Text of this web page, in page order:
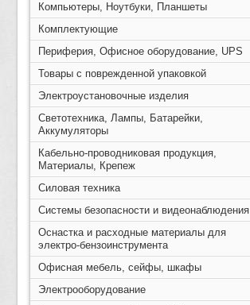
Компьютеры, Ноутбуки, Планшеты
Комплектующие
Периферия, Офисное оборудование, UPS
Товары с поврежденной упаковкой
Электроустановочные изделия
Светотехника, Лампы, Батарейки,
Аккумуляторы
Кабельно-проводниковая продукция,
Материалы, Крепеж
Силовая техника
Системы безопасности и видеонаблюдения
Оснастка и расходные материалы для
электро-бензоинструмента
Офисная мебель, сейфы, шкафы
Электрооборудование